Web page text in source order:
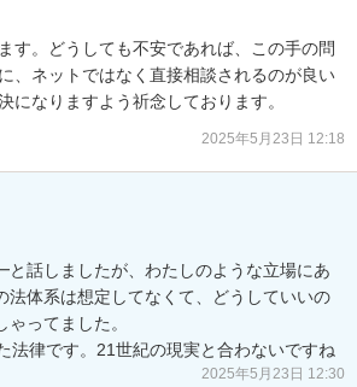
す。どうしても不安であれば、この手の問
、ネットではなく直接相談されるのが良い
になりますよう祈念しております。
2025年5月23日 12:18
話しましたが、わたしのような立場にあ
法体系は想定してなくて、どうしていいの
ってました。
法律です。21世紀の現実と合わないですね
2025年5月23日 12:30